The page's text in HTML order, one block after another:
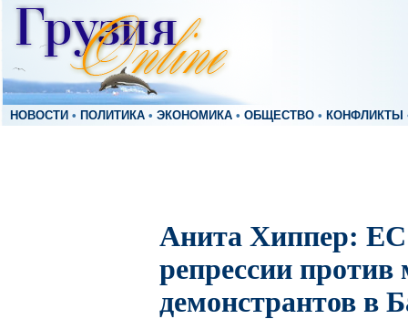
НОВОСТИ • ПОЛИТИКА • ЭКОНОМИКА • ОБЩЕСТВО • КОНФЛИКТЫ
Анита Хиппер: ЕС
репрессии
демонстрантов в